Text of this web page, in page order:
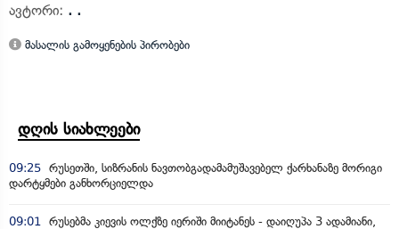
ავტორი: . .
მასალის გამოყენების პირობები
დღის სიახლეები
09:25 რუსეთში, სიზრანის ნავთობგადამამუშავებელ ქარხანაზე მორიგი
დარტყმები განხორციელდა
09:01 რუსებმა კიევის ოლქზე იერიში მიიტანეს - დაიღუპა 3 ადამიანი,